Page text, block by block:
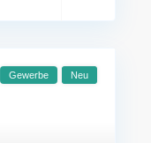
Gewerbe Neu